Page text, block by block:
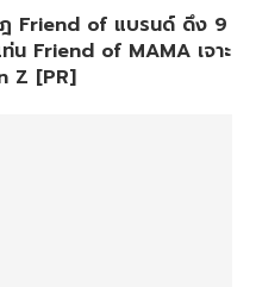
ฎ Friend of แบรนด์ ดึง 9
น Friend of MAMA เจาะ
Z [PR]